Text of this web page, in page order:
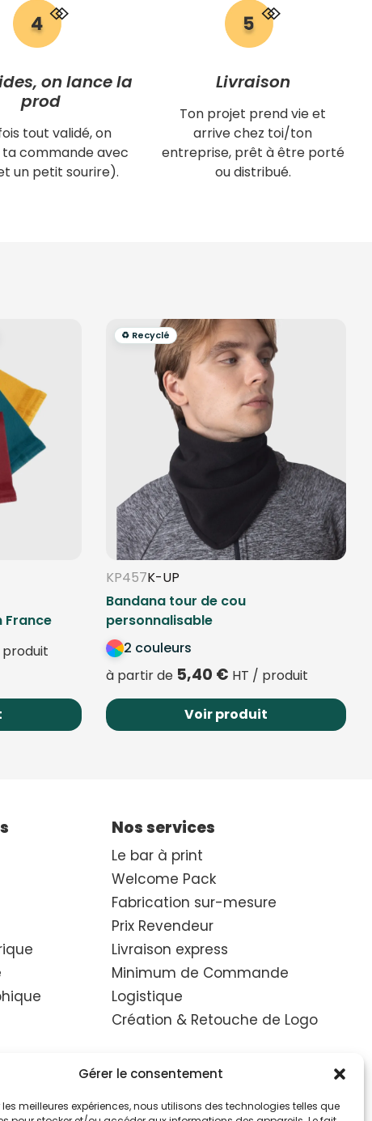
Gérer le consentement
les meilleures expériences, nous utilisons des technologies telles que
on lance la
prod
tout validé, on
commande avec
un petit sourire).
Livraison
Ton projet prend vie et
arrive chez toi/ton
entreprise, prêt à être porté
ou distribué.
France
produit
♻️ Recyclé
KP457K-UP
Bandana tour de cou
personnalisable
2 couleurs
à partir de 5,40 € HT / produit
Voir produit
Nos services
Le bar à print
Welcome Pack
Fabrication sur-mesure
Prix Revendeur
Livraison express
Minimum de Commande
Logistique
Création & Retouche de Logo